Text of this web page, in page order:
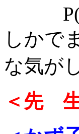
しかで
な気が
＜先